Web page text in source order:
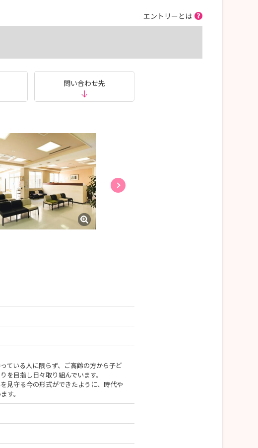
エントリーとは
問い合わせ先
ている人に限らず、ご高齢の方から子ど
を目指し日々取り組んでいます。
見守る今の形式ができたように、時代や
す。